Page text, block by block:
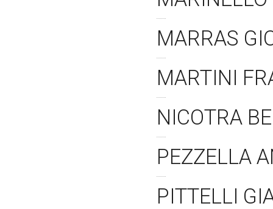
MARRAS
MARTINI
NICOTRA
PEZZELLA
PITTELLI